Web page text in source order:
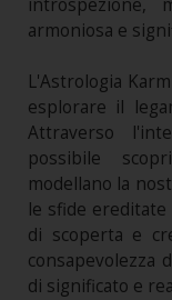
armoniosa e
L'Astrologia
esplorare il
Attraverso
possibile
modellano la
le sfide
di scoperta e
consapevolezza
di significato e